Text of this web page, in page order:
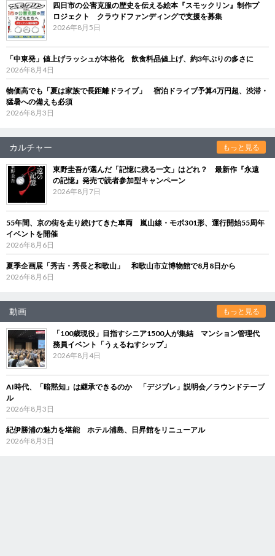
四日市の公害克服の歴史を伝える絵本『スモックリン』制作プ
ロジェクト クラウドファンディングで支援を募集
2026年8月5日
「中東発」値上げラッシュが本格化 飲食料品値上げ、約3年ぶりの多さに
2026年8月4日
物価高でも「夏は家族で長距離ドライブ」 宿泊ドライブ予算4万円超、渋滞・
猛暑への備えも必須
2026年8月3日
カルチャー もっと見る
東野圭吾が選んだ「記憶に残る一文」はどれ？ 最新作『永遠
の記憶』発売で読者参加型キャンペーン
2026年8月7日
55年間、京の街を走り続けてきた車両 嵐山線・モボ301形、運行開始55周年
イベントを開催
2026年8月6日
夏季企画展「秀吉・秀長と和歌山」 和歌山市立博物館で8月8日から
2026年8月6日
動画 もっと見る
「100歳現役」目指すシニア1500人が集結 マンション管理代
務員イベント「うぇるねすシップ」
2026年8月4日
AI時代、「暗黙知」は継承できるのか 「デジブレ」説明会／ラウンドテーブ
ル
2026年8月3日
紀伊勝浦の魅力を堪能 ホテル浦島、日昇館をリニューアル
2026年8月3日